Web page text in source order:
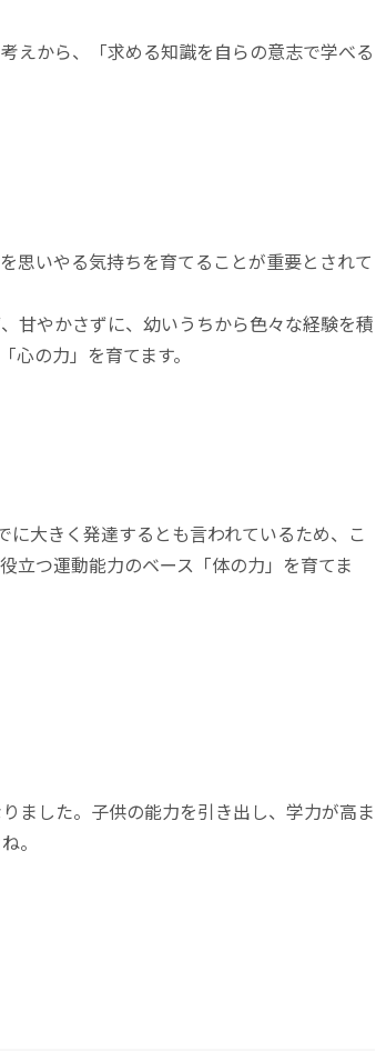
えから、「求める知識を自らの意志で学べる
思いやる気持ちを育てることが重要とされて
甘やかさずに、幼いうちから色々な経験を積
の力」を育てます。
大きく発達するとも言われているため、こ
立つ運動能力のベース「体の力」を育てま
ました。子供の能力を引き出し、学力が高ま
。